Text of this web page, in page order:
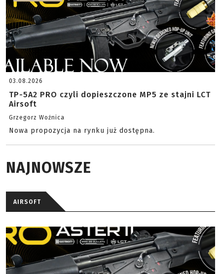
03.08.2026
TP-5A2 PRO czyli dopieszczone MP5 ze stajni LCT
Airsoft
Grzegorz Woźnica
Nowa propozycja na rynku już dostępna.
NAJNOWSZE
AIRSOFT